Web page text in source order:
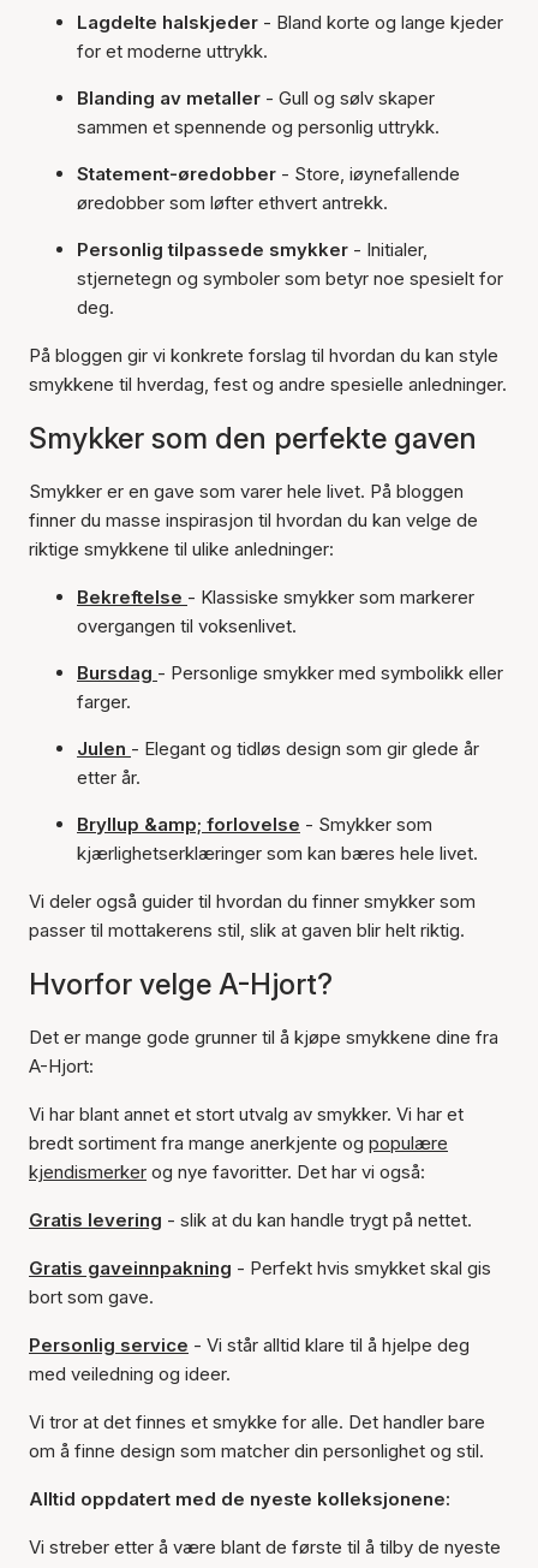
Lagdelte halskjeder - Bland korte og lange kjeder
for et moderne uttrykk.
Blanding av metaller - Gull og sølv skaper
sammen et spennende og personlig uttrykk.
Statement-øredobber - Store, iøynefallende
øredobber som løfter ethvert antrekk.
Personlig tilpassede smykker - Initialer,
stjernetegn og symboler som betyr noe spesielt for
deg.
På bloggen gir vi konkrete forslag til hvordan du kan style
smykkene til hverdag, fest og andre spesielle anledninger.
Smykker som den perfekte gaven
Smykker er en gave som varer hele livet. På bloggen
finner du masse inspirasjon til hvordan du kan velge de
riktige smykkene til ulike anledninger:
Bekreftelse - Klassiske smykker som markerer
overgangen til voksenlivet.
Bursdag - Personlige smykker med symbolikk eller
farger.
Julen - Elegant og tidløs design som gir glede år
etter år.
Bryllup &amp; forlovelse - Smykker som
kjærlighetserklæringer som kan bæres hele livet.
Vi deler også guider til hvordan du finner smykker som
passer til mottakerens stil, slik at gaven blir helt riktig.
Hvorfor velge A-Hjort?
Det er mange gode grunner til å kjøpe smykkene dine fra
A-Hjort:
Vi har blant annet et stort utvalg av smykker. Vi har et
bredt sortiment fra mange anerkjente og populære
kjendismerker og nye favoritter. Det har vi også:
Gratis levering - slik at du kan handle trygt på nettet.
Gratis gaveinnpakning - Perfekt hvis smykket skal gis
bort som gave.
Personlig service - Vi står alltid klare til å hjelpe deg
med veiledning og ideer.
Vi tror at det finnes et smykke for alle. Det handler bare
om å finne design som matcher din personlighet og stil.
Alltid oppdatert med de nyeste kolleksjonene:
Vi streber etter å være blant de første til å tilby de nyeste